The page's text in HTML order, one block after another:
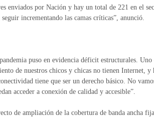
enviados por Nación y hay un total de 221 en el
incrementando las camas críticas”, anunció.
puso en evidencia déficit estructurales. Uno
de nuestros chicos y chicas no tienen Internet, y
tiene que ser un derecho básico. No
acceder a conexión de calidad y accesible”.
de ampliación de la cobertura de banda ancha